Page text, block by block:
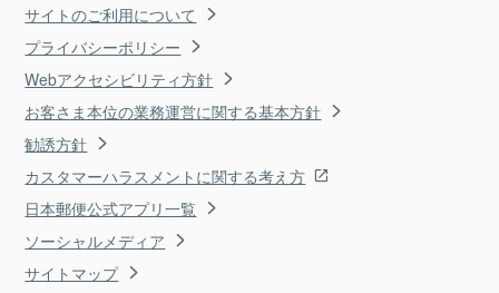
サイトのご利用について
プライバシーポリシー
Webアクセシビリティ方針
お客さま本位の業務運営に関する基本方針
勧誘方針
カスタマーハラスメントに関する考え方
日本郵便公式アプリ一覧
ソーシャルメディア
サイトマップ